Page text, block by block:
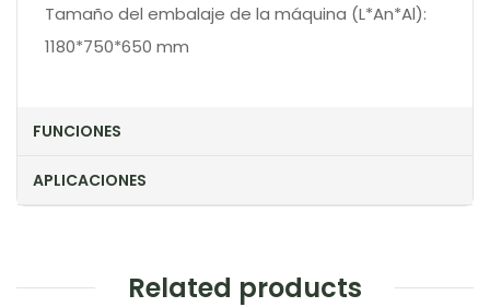
Tamaño del embalaje de la máquina (L*An*Al):
1180*750*650 mm
FUNCIONES
APLICACIONES
Related products